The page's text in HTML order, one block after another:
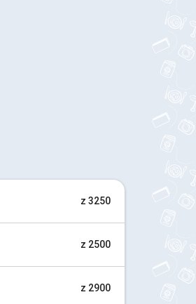
z 3250
z 2500
z 2900